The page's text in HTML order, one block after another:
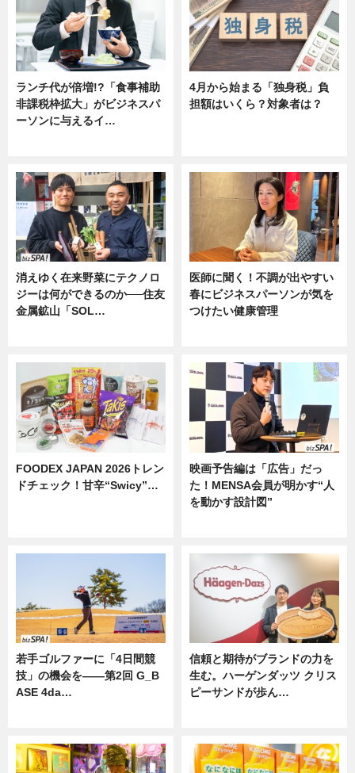
ランチ代が倍増!?「食事補助
非課税枠拡大」がビジネスパ
ーソンに与えるイ…
4月から始まる「独身税」負
担額はいくら？対象者は？
消えゆく在来野菜にテクノロ
ジーは何ができるのか──住友
金属鉱山「SOL…
医師に聞く！不調が出やすい
春にビジネスパーソンが気を
つけたい健康管理
FOODEX JAPAN 2026トレン
ドチェック！甘辛“Swicy”…
映画予告編は「広告」だっ
た！MENSA会員が明かす“人
を動かす設計図”
若手ゴルファーに「4日間競
技」の機会を——第2回 G_B
ASE 4da…
信頼と期待がブランドの力を
生む。ハーゲンダッツ クリス
ピーサンドが歩ん…